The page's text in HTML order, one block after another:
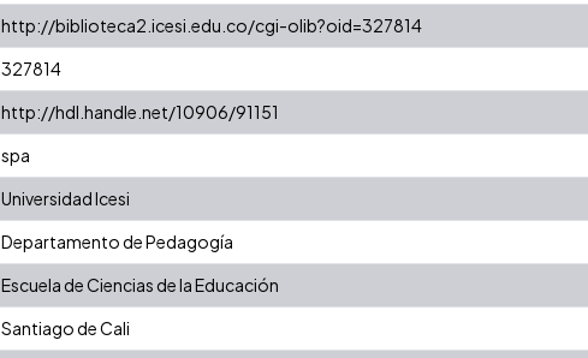
http://biblioteca2.icesi.edu.co/cgi-olib?oid=327814
327814
http://hdl.handle.net/10906/91151
spa
Universidad Icesi
Departamento de Pedagogía
Escuela de Ciencias de la Educación
Santiago de Cali